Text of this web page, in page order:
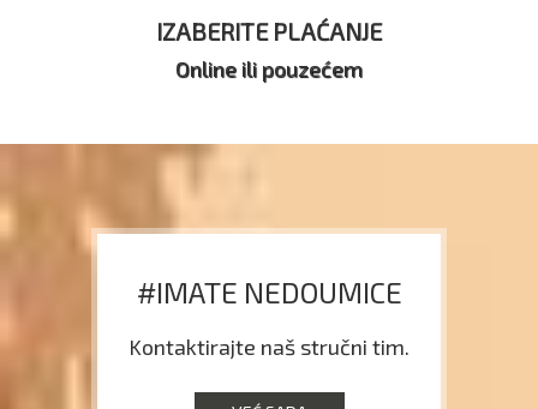
IZABERITE PLAĆANJE
Online ili pouzećem
#IMATE NEDOUMICE
Kontaktirajte naš stručni tim.